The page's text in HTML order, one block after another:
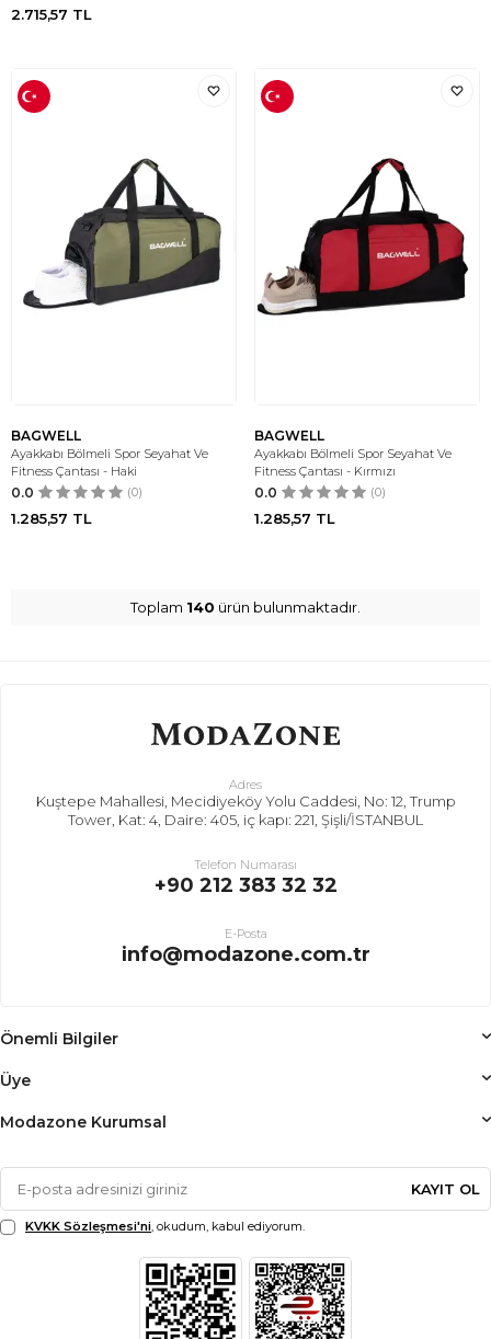
2.715,57 TL
BAGWELL
Ayakkabı Bölmeli Spor Seyahat Ve
Fitness Çantası - Haki
0.0 (0)
1.285,57 TL
BAGWELL
Ayakkabı Bölmeli Spor Seyahat Ve
Fitness Çantası - Kırmızı
0.0 (0)
1.285,57 TL
Toplam 140 ürün bulunmaktadır.
Adres
Kuştepe Mahallesi, Mecidiyeköy Yolu Caddesi, No: 12, Trump
Tower, Kat: 4, Daire: 405, iç kapı: 221, Şişli/İSTANBUL
Telefon Numarası
+90 212 383 32 32
E-Posta
info@modazone.com.tr
Önemli Bilgiler
Üye
Modazone Kurumsal
KAYIT OL
KVKK Sözleşmesi'ni, okudum, kabul ediyorum.